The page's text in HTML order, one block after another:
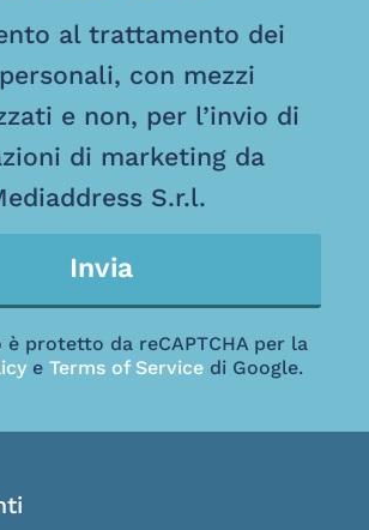
al trattamento dei
con mezzi
e non, per l’invio di
di marketing da
S.r.l.
Invia
è protetto da reCAPTCHA per la
e Terms of Service di Google.